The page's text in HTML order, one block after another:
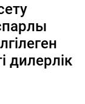
дилерлік